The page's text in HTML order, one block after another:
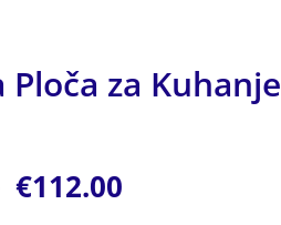
Ploča za Kuhanje
€112.00